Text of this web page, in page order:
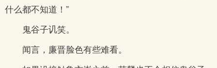
什么都不知道！”
鬼谷子讥笑。
闻言，廉晋脸色有些难看。